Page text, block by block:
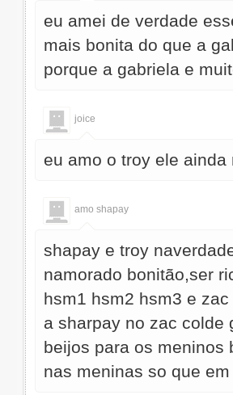
eu amei de verdade
mais bonita do que a
porque a gabriela e
joice
eu amo o troy ele
amo shapay
shapay e troy
namorado bonitão,ser
hsm1 hsm2 hsm3 e
a sharpay no zac colde
beijos para os meninos
nas meninas so que